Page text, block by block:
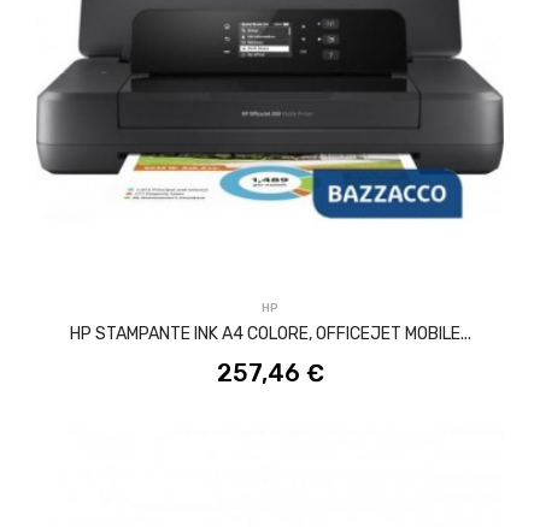
HP
HP STAMPANTE INK A4 COLORE, OFFICEJET MOBILE...
257,46 €